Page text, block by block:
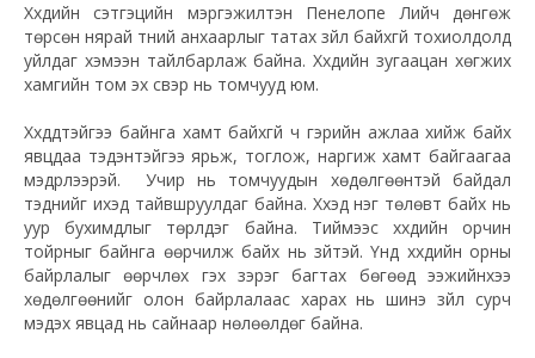
Хүүхдийн сэтгэцийн мэргэжилтэн Пенелопе Лийч дөнгөж
төрсөн нярай түүний анхаарлыг татах зүйл байхгүй тохиолдолд
уйлдаг хэмээн тайлбарлаж байна. Хүүхдийн зугаацан хөгжих
хамгийн том эх үүсвэр нь томчууд юм.
Хүүхдүүдтэйгээ байнга хамт байхгүй ч гэрийн ажлаа хийж байх
явцдаа тэдэнтэйгээ ярьж, тоглож, наргиж хамт байгаагаа
мэдрүүлээрэй. Учир нь томчуудын хөдөлгөөнтэй байдал
тэднийг ихэд тайвшруулдаг байна. Хүүхэд нэг төлөвт байх нь
уур бухимдлыг төрүүлдэг байна. Тиймээс хүүхдийн орчин
тойрныг байнга өөрчилж байх нь зүйтэй. Үүнд хүүхдийн орны
байрлалыг өөрчлөх гэх зэрэг багтах бөгөөд ээжийнхээ
хөдөлгөөнийг олон байрлалаас харах нь шинэ зүйл сурч
мэдэх явцад нь сайнаар нөлөөлдөг байна.